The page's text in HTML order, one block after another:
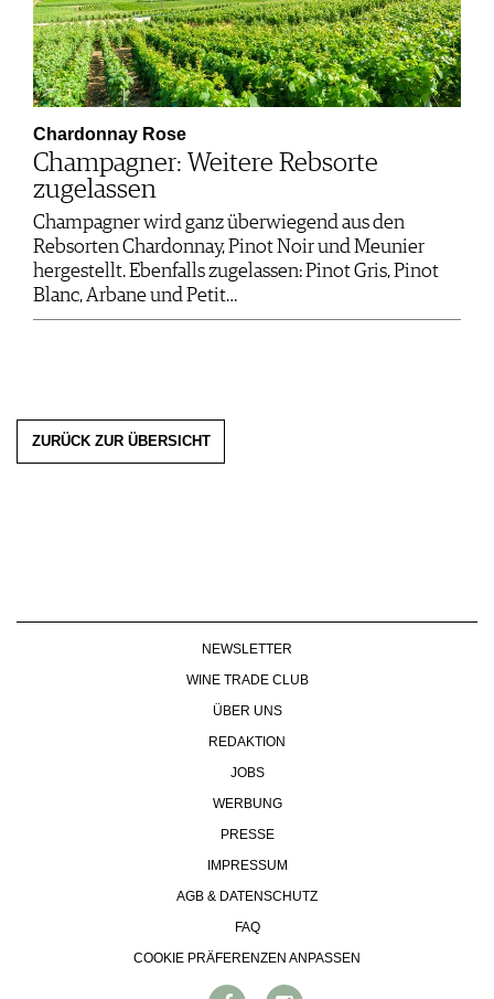
Chardonnay Rose
Champagner: Weitere Rebsorte
zugelassen
Champagner wird ganz überwiegend aus den
Rebsorten Chardonnay, Pinot Noir und Meunier
hergestellt. Ebenfalls zugelassen: Pinot Gris, Pinot
Blanc, Arbane und Petit…
ZURÜCK ZUR ÜBERSICHT
NEWSLETTER
WINE TRADE CLUB
ÜBER UNS
REDAKTION
JOBS
WERBUNG
PRESSE
IMPRESSUM
AGB & DATENSCHUTZ
FAQ
COOKIE PRÄFERENZEN ANPASSEN